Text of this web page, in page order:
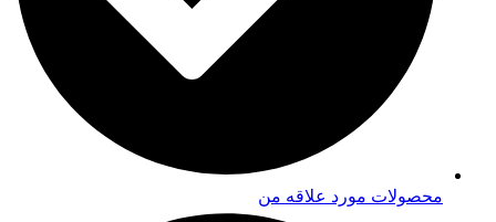
محصولات مورد علاقه من